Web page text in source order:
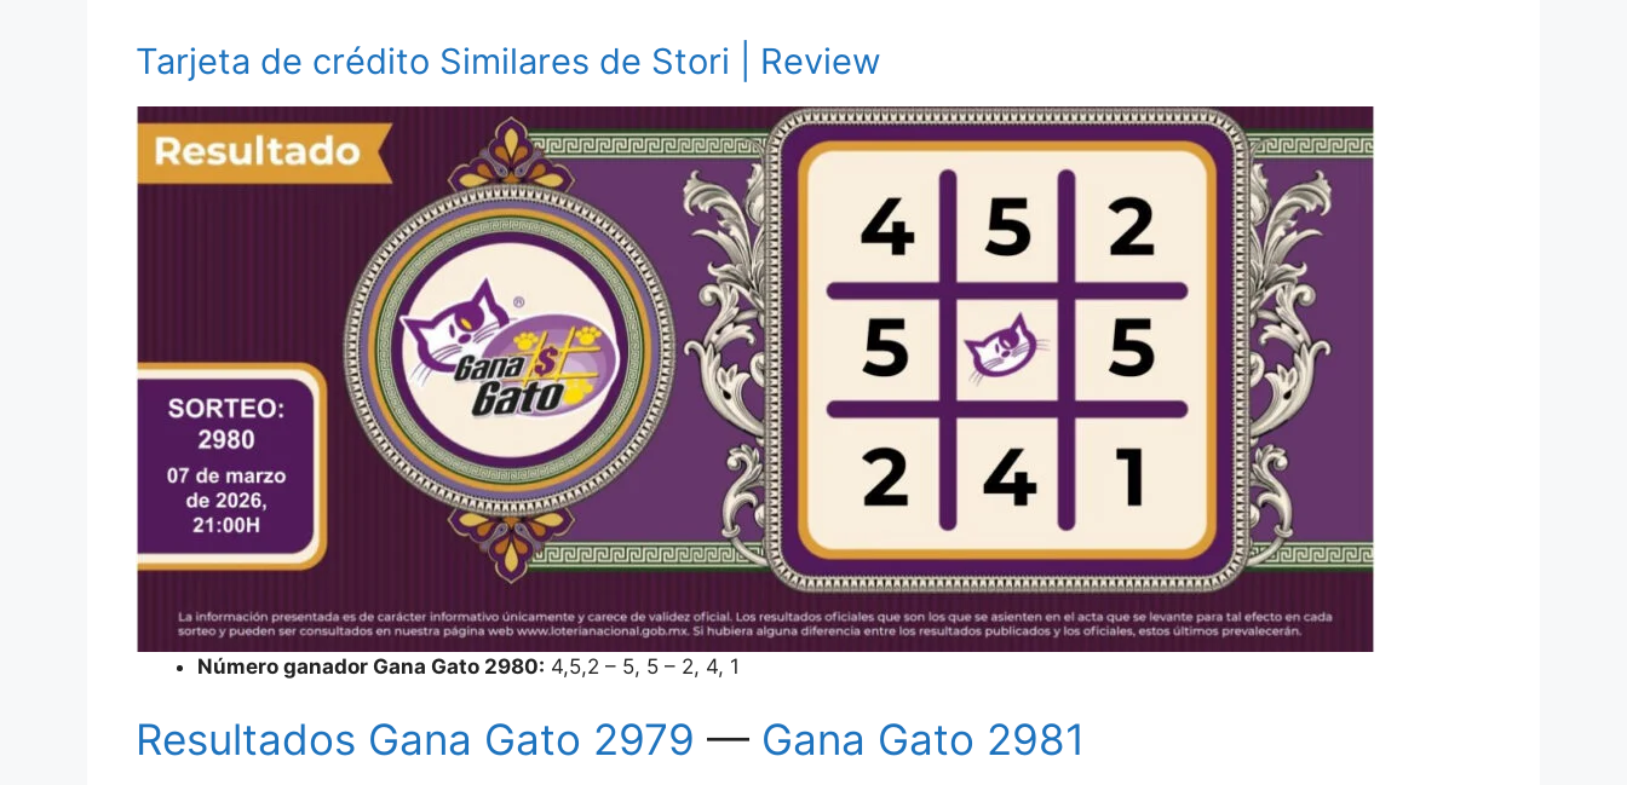
Tarjeta de crédito Similares de Stori | Review
Número ganador Gana Gato 2980: 4,5,2 – 5, 5 – 2, 4, 1
Resultados Gana Gato 2979 — Gana Gato 2981